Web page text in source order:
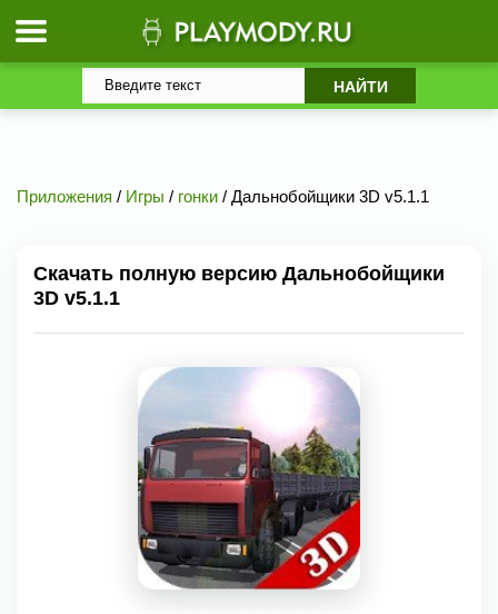
Приложения / Игры / гонки / Дальнобойщики 3D v5.1.1
Скачать полную версию Дальнобойщики
3D v5.1.1